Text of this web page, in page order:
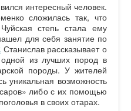
интересный человек.
сложилась так, что
степь стала ему
для себя занятие по
Станислав рассказывает о
одной из лучших пород в
породы. У жителей
уникальная возможность
либо с их помощью
в своих отарах.